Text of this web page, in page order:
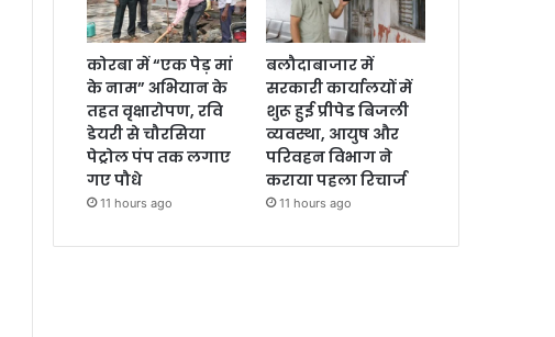
कोरबा में “एक पेड़ मां
के नाम” अभियान के
तहत वृक्षारोपण, रवि
डेयरी से चौरसिया
पेट्रोल पंप तक लगाए
गए पौधे
11 hours ago
बलौदाबाजार में
सरकारी कार्यालयों में
शुरू हुई प्रीपेड बिजली
व्यवस्था, आयुष और
परिवहन विभाग ने
कराया पहला रिचार्ज
11 hours ago